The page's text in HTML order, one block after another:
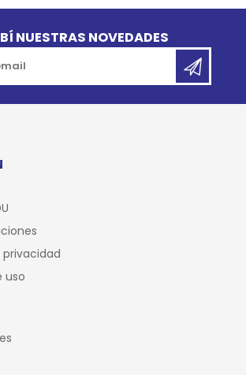
NUESTRAS NOVEDADES
uso